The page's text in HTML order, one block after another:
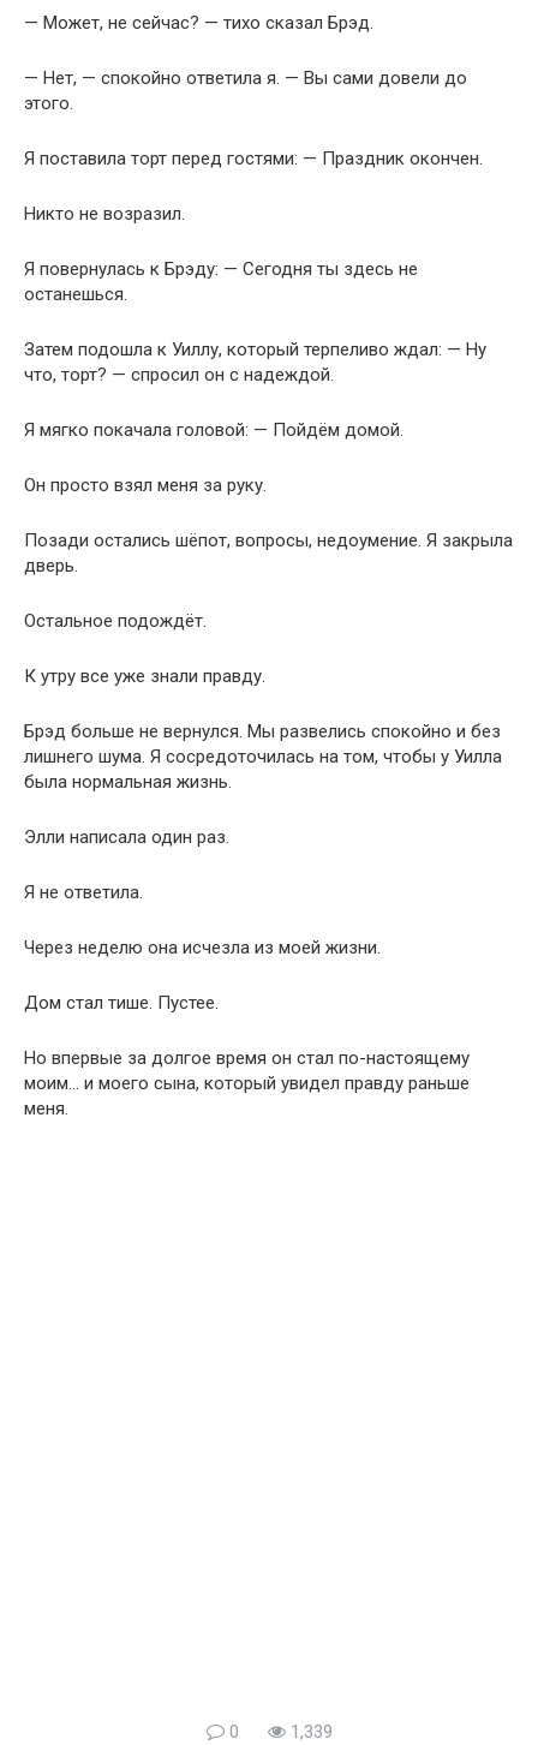
— Может, не сейчас? — тихо сказал Брэд.
— Нет, — спокойно ответила я. — Вы сами довели до
этого.
Я поставила торт перед гостями: — Праздник окончен.
Никто не возразил.
Я повернулась к Брэду: — Сегодня ты здесь не
останешься.
Затем подошла к Уиллу, который терпеливо ждал: — Ну
что, торт? — спросил он с надеждой.
Я мягко покачала головой: — Пойдём домой.
Он просто взял меня за руку.
Позади остались шёпот, вопросы, недоумение. Я закрыла
дверь.
Остальное подождёт.
К утру все уже знали правду.
Брэд больше не вернулся. Мы развелись спокойно и без
лишнего шума. Я сосредоточилась на том, чтобы у Уилла
была нормальная жизнь.
Элли написала один раз.
Я не ответила.
Через неделю она исчезла из моей жизни.
Дом стал тише. Пустее.
Но впервые за долгое время он стал по-настоящему
моим… и моего сына, который увидел правду раньше
меня.
0 1,339